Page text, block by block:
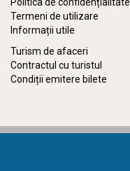
Termeni de utilizare
Informații utile
Turism de afaceri
Contractul cu turistul
Condiții emitere bilete